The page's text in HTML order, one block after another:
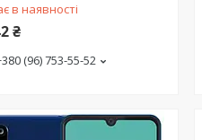
в наявності
₴
(96) 753-55-52